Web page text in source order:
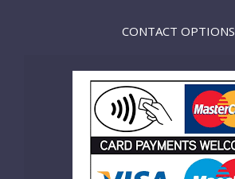
CONTACT OPTIONS